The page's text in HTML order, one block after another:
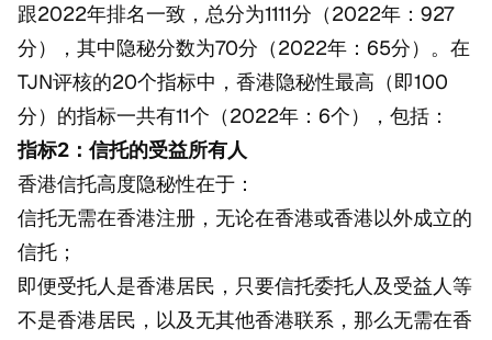
跟2022年排名一致，总分为1111分（2022年：927
分），其中隐秘分数为70分（2022年：65分）。在
TJN评核的20个指标中，香港隐秘性最高（即100
分）的指标一共有11个（2022年：6个），包括：
指标2：信托的受益所有人
香港信托高度隐秘性在于：
信托无需在香港注册，无论在香港或香港以外成立的
信托；
即便受托人是香港居民，只要信托委托人及受益人等
不是香港居民，以及无其他香港联系，那么无需在香